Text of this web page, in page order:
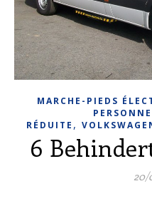
MARCHE-PIEDS
RÉDUITE ,
6
20/